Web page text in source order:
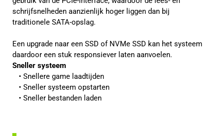
schrijfsnelheden aanzienlijk hoger liggen dan bij
traditionele SATA-opslag.
Een upgrade naar een SSD of NVMe SSD kan het systeem
daardoor een stuk responsiever laten aanvoelen.
Sneller systeem
Snellere game laadtijden
Sneller systeem opstarten
Sneller bestanden laden